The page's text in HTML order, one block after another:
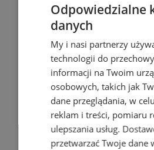
Odpowiedzialne
danych
My i nasi partnerzy
technologii do
informacji na Twoim
osobowych, takich jak
dane przeglądania, w
reklam i treści, pomiaru
ulepszania usług.
przetwarzać Twoje dane